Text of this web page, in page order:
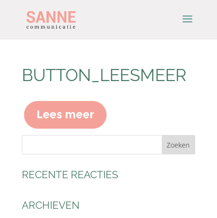
BUTTON_LEESMEER
RECENTE REACTIES
ARCHIEVEN